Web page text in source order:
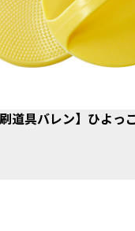
刷道具バレン】ひよっ